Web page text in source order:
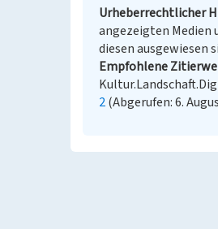
Urheberrechtlicher
angezeigten Medien
diesen ausgewiesen
Empfohlene
2(Abgerufen: 6.